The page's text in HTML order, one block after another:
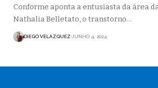
Conforme aponta a entusiasta da área
Nathalia Belletato, o transtorno…
DIEGO VELÁZQUEZ JUNHO 4, 2024